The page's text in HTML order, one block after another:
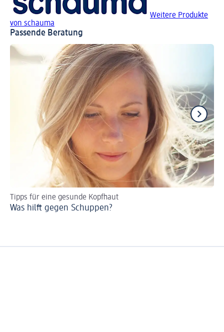
Weitere Produkte
von schauma
Passende Beratung
Tipps für eine gesunde Kopfhaut
Was hilft gegen Schuppen?